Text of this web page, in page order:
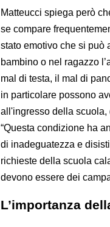
Matteucci spiega però
se compare
stato emotivo che si può
bambino o nel ragazzo
mal di testa, il mal di
in particolare possono
all'ingresso della scuola,
“Questa condizione ha
di inadeguatezza e
richieste della scuola
devono essere dei
L’importanza